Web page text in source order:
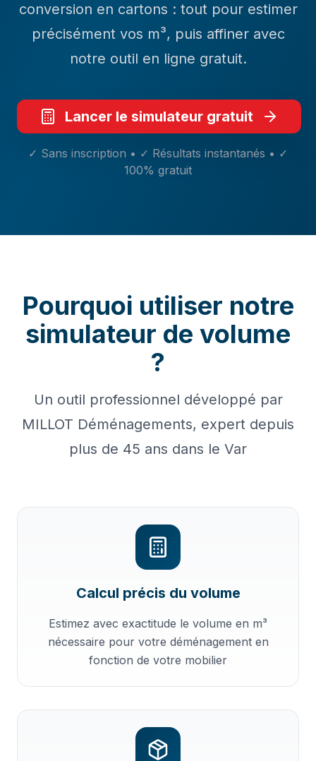
conversion en cartons : tout pour estimer
précisément vos m³, puis affiner avec
notre outil en ligne gratuit.
Lancer le simulateur gratuit
✓ Sans inscription • ✓ Résultats instantanés • ✓
100% gratuit
Pourquoi utiliser notre
simulateur de volume
?
Un outil professionnel développé par
MILLOT Déménagements, expert depuis
plus de 45 ans dans le Var
Calcul précis du volume
Estimez avec exactitude le volume en m³
nécessaire pour votre déménagement en
fonction de votre mobilier